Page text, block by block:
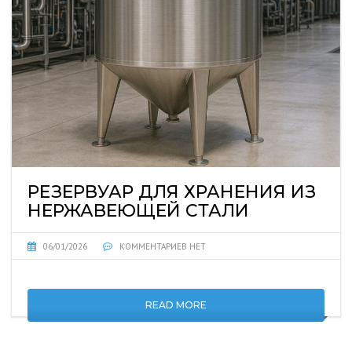
РЕЗЕРВУАР ДЛЯ ХРАНЕНИЯ ИЗ
НЕРЖАВЕЮЩЕЙ СТАЛИ
06/01/2026 КОММЕНТАРИЕВ НЕТ
READ MORE